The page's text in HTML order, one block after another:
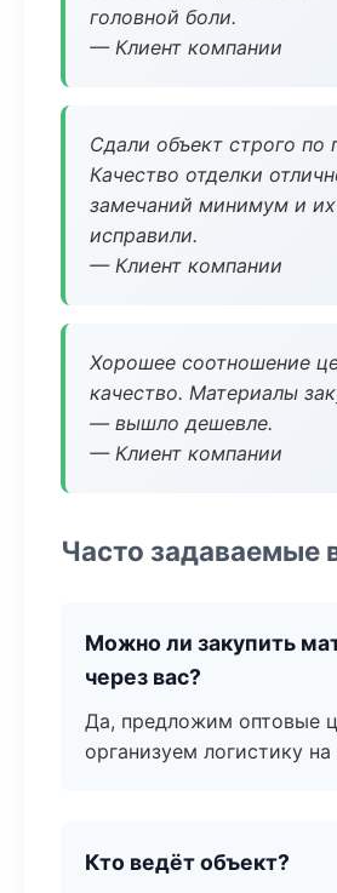
головной боли.
— Клиент компании
Сдали объект строго по
Качество отделки
замечаний минимум и их
исправили.
— Клиент компании
Хорошее соотношение
качество. Материалы
— вышло дешевле.
— Клиент компании
Часто задаваемые
Можно ли закупить
через вас?
Да, предложим оптовые
организуем логистику на
Кто ведёт объект?